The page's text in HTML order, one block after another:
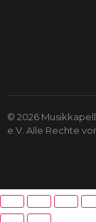
© 2026
e.V. Alle Rechte